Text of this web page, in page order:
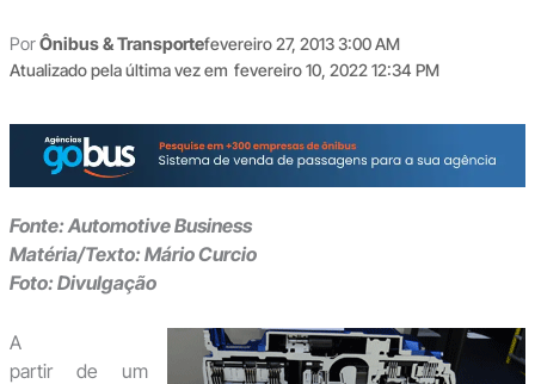
PorÔnibus & Transportefevereiro 27, 2013 3:00 AM
Atualizado pela última vez em fevereiro 10, 2022 12:34 PM
Fonte: Automotive Business
Matéria/Texto: Mário Curcio
Foto: Divulgação
A
partir de um